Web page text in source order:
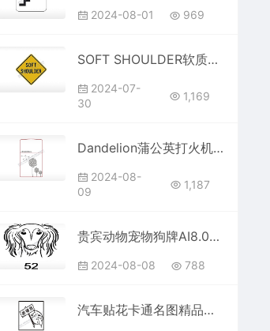
2024-08-01 969
SOFT SHOULDER软质路肩公路边缘未铺柏油等坚硬路面的部分交通标志
2024-07-
30
1,169
Dandelion蒲公英打火机图案AI8.0格式激光打标文件通用矢量图
2024-08-
09
1,187
贵宾动物宠物狗牌AI8.0格式激光打标文件通用矢量图
2024-08-08 788
汽车贴花卡通名图精品车贴精选AI8.0格式激光打标文件通用矢量图